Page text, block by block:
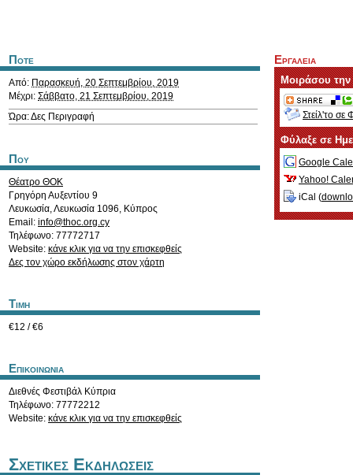
Ποτε
Από: Παρασκευή, 20 Σεπτεμβρίου, 2019
Μέχρι: Σάββατο, 21 Σεπτεμβρίου, 2019
Ώρα: Δες Περιγραφή
Που
Θέατρο ΘΟΚ
Γρηγόρη Αυξεντίου 9
Λευκωσία,Λευκωσία 1096, Κύπρος
Email: info@thoc.org.cy
Τηλέφωνο: 77772717
Website: κάνε κλικ για να την επισκεφθείς
Δες τον χώρο εκδήλωσης στον χάρτη
Τιμη
€12 / €6
Επικοινωνια
Διεθνές Φεστιβάλ Κύπρια
Τηλέφωνο: 77772212
Website: κάνε κλικ για να την επισκεφθείς
Εργαλεια
Μοιράσου
Στείλ'το σε
Φύλαξε σε
Google
Yahoo!
iCal (
Σχετικες Εκδηλωσεις